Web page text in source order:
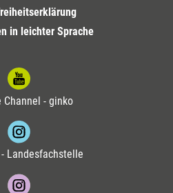
in leichter Sprache
Channel - ginko
Landesfachstelle